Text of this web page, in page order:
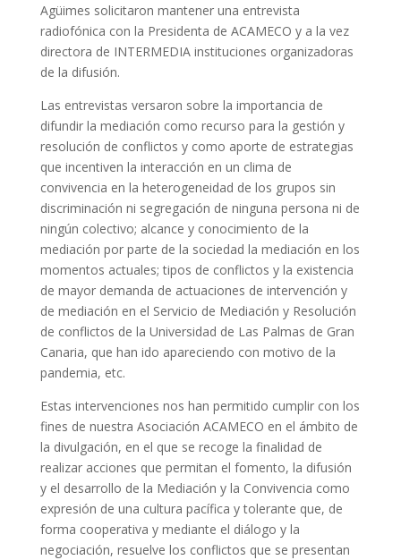
Agüimes solicitaron mantener una entrevista
radiofónica con la Presidenta de ACAMECO y a la vez
directora de INTERMEDIA instituciones organizadoras
de la difusión.
Las entrevistas versaron sobre la importancia de
difundir la mediación como recurso para la gestión y
resolución de conflictos y como aporte de estrategias
que incentiven la interacción en un clima de
convivencia en la heterogeneidad de los grupos sin
discriminación ni segregación de ninguna persona ni de
ningún colectivo; alcance y conocimiento de la
mediación por parte de la sociedad la mediación en los
momentos actuales; tipos de conflictos y la existencia
de mayor demanda de actuaciones de intervención y
de mediación en el Servicio de Mediación y Resolución
de conflictos de la Universidad de Las Palmas de Gran
Canaria, que han ido apareciendo con motivo de la
pandemia, etc.
Estas intervenciones nos han permitido cumplir con los
fines de nuestra Asociación ACAMECO en el ámbito de
la divulgación, en el que se recoge la finalidad de
realizar acciones que permitan el fomento, la difusión
y el desarrollo de la Mediación y la Convivencia como
expresión de una cultura pacífica y tolerante que, de
forma cooperativa y mediante el diálogo y la
negociación, resuelve los conflictos que se presentan